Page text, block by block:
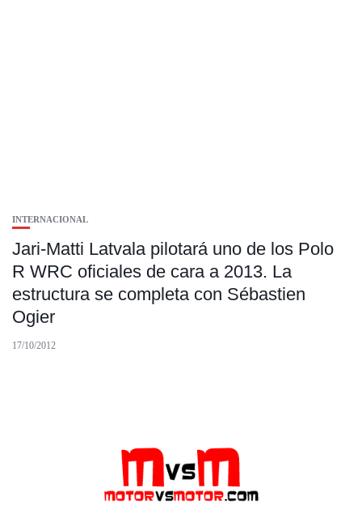
INTERNACIONAL
Jari-Matti Latvala pilotará uno de los Polo
R WRC oficiales de cara a 2013. La
estructura se completa con Sébastien
Ogier
17/10/2012